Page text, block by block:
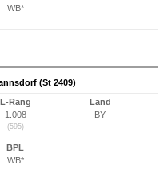
WB*
(St 2409)
L-Rang
1.008
(595)
Land
BY
BPL
WB*